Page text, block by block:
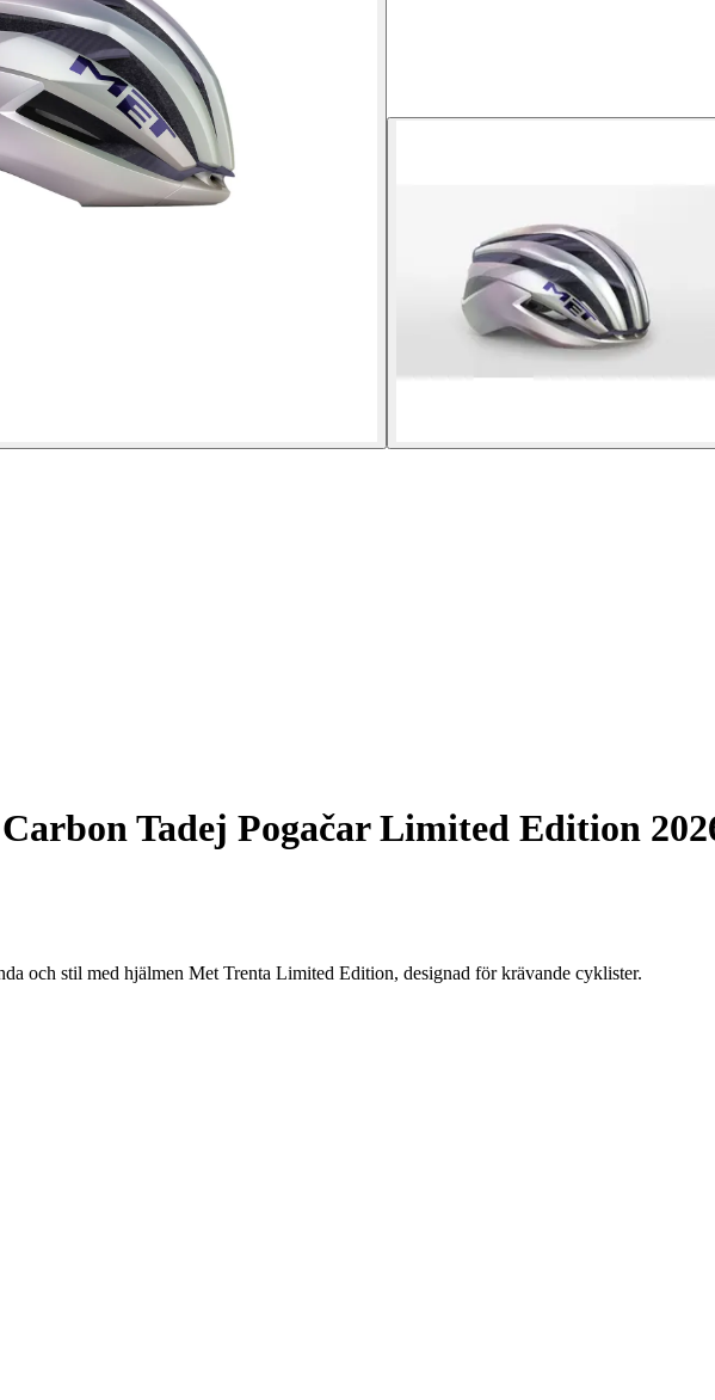
Tadej Pogačar Limited Edition
och stil med hjälmen Met Trenta Limited Edition, designad för krävande cyklister.